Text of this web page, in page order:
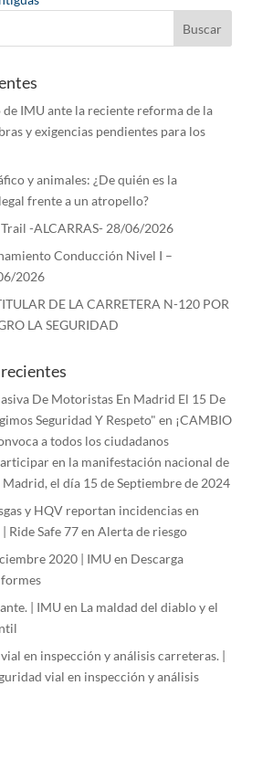
IMU ante la reciente reforma de la
y exigencias pendientes para los
y animales: ¿De quién es la
frente a un atropello?
-ALCARRAS- 28/06/2026
Conducción Nivel I –
2026
DE LA CARRETERA N-120 POR
LA SEGURIDAD
De Motoristas En Madrid El 15 De
Seguridad Y Respeto" en ¡CAMBIO
a todos los ciudadanos
en la manifestación nacional de
el día 15 de Septiembre de 2024
y HQV reportan incidencias en
Ride Safe 77en Alerta de riesgo
2020 | IMU en Descarga
| IMU en La maldad del diablo y el
en inspección y análisis carreteras. |
vial en inspección y análisis